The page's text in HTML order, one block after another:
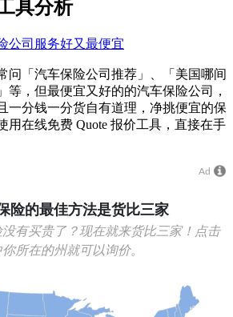
具分析
公司服务好又最便宜
问「汽车保险公司推荐」、「美国哪间
等，但最便宜又好的的汽车保险公司，
一分钱一分货自有道理，净挑便宜的保
用在线免费 Quote 报价工具，直接在手
Ad